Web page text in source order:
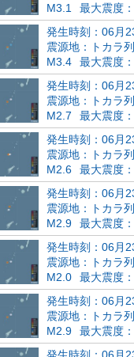
M3.1
最大震度
発生時刻：06月
震源地：トカラ
M3.4
最大震度
発生時刻：06月
震源地：トカラ
M2.7
最大震度
発生時刻：06月
震源地：トカラ
M2.6
最大震度
発生時刻：06月
震源地：トカラ
M2.9
最大震度
発生時刻：06月
震源地：トカラ
M2.0
最大震度
発生時刻：06月
震源地：トカラ
M2.9
最大震度
発生時刻：06月